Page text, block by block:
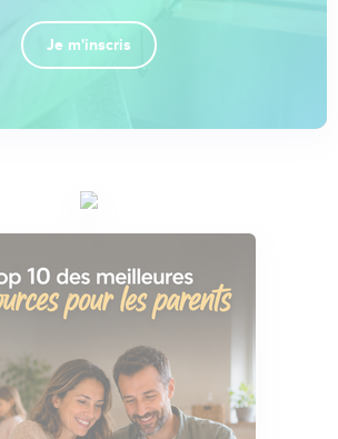
Je m'inscris